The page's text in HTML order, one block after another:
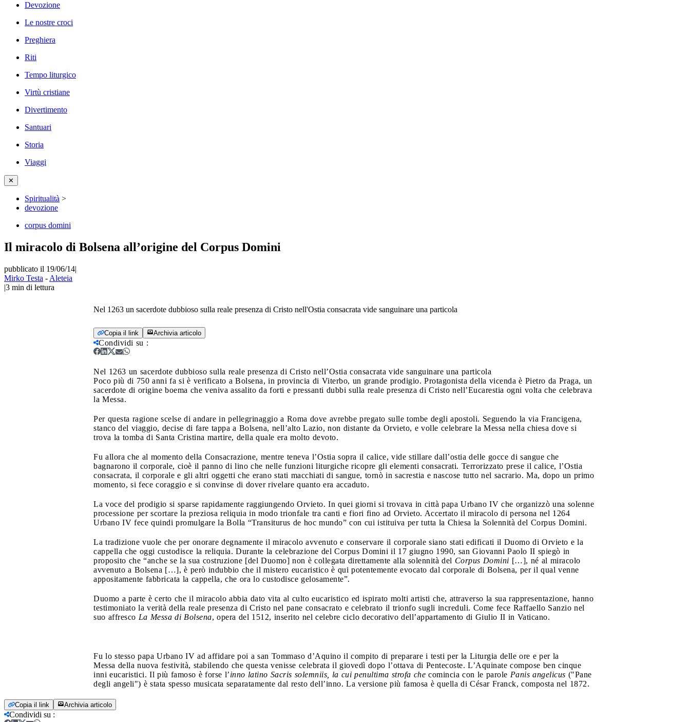
Devozione
Le nostre croci
Preghiera
Riti
Tempo liturgico
Virtù cristiane
Divertimento
Santuari
Storia
Viaggi
✕
Spiritualità >
devozione
corpus domini
Il miracolo di Bolsena all’origine del Corpus Domini
pubblicato il 19/06/14|
Mirko Testa - Aleteia
|3 min di lettura
Nel 1263 un sacerdote dubbioso sulla reale presenza di Cristo nell'Ostia consacrata vide sanguinare una particola
Copia il link Archivia articolo
Condividi su :
Nel 1263 un sacerdote dubbioso sulla reale presenza di Cristo nell’Ostia consacrata vide sanguinare una particola
Poco più di 750 anni fa si è verificato a Bolsena, in provincia di Viterbo, un grande prodigio. Protagonista della vicenda è Pietro da Praga, un
sacerdote di origine boema che veniva assalito da forti e pressanti dubbi sulla reale presenza di Cristo nell’Eucarestia ogni volta che celebrava
la Messa.
Per questa ragione scelse di andare in pellegrinaggio a Roma dove avrebbe pregato sulle tombe degli apostoli. Seguendo la via Francigena,
stanco del viaggio, decise di fare tappa a Bolsena, nell’alto Lazio, non distante da Orvieto, e volle celebrare la Messa nella chiesa dove si
trova la tomba di Santa Cristina martire, della quale era molto devoto.
Fu allora che al momento della Consacrazione, mentre teneva l’Ostia sopra il calice, vide stillare dall’ostia delle gocce di sangue che
bagnarono il corporale, cioè il panno di lino che nelle funzioni liturgiche ricopre gli elementi consacrati. Terrorizzato prese il calice, l’Ostia
consacrata, il corporale e gli altri oggetti che erano stati macchiati di sangue, tornò in sacrestia e nascose tutto nel sacrario. Ma, dopo un primo
momento, si fece coraggio e si convinse di dover rivelare quanto era accaduto.
La voce del prodigio si sparse rapidamente raggiungendo Orvieto. In quei giorni si trovava in città papa Urbano IV che organizzò una solenne
processione per scortare la preziosa reliquia in modo trionfale tra canti e fiori fino ad Orvieto. Accertato il miracolo di persona nel 1264
Urbano IV fece quindi promulgare la Bolla “Transiturus de hoc mundo” con cui istituiva per tutta la Chiesa la Solennità del Corpus Domini.
La tradizione vuole che per onorare degnamente il miracolo avvenuto e conservare il corporale siano stati edificati il Duomo di Orvieto e la
cappella che oggi custodisce la reliquia. Durante la celebrazione del Corpus Domini il 17 giugno 1990, san Giovanni Paolo II spiegò in
proposito che “anche se la sua costruzione [del Duomo] non è collegata direttamente alla solennità del Corpus Domini […], né al miracolo
avvenuto a Bolsena […], è però indubbio che il mistero eucaristico è qui potentemente evocato dal corporale di Bolsena, per il qual venne
appositamente fabbricata la cappella, che ora lo custodisce gelosamente”.
Duomo a parte è certo che il miracolo abbia dato vita al culto eucaristico ed ispirato molti artisti che, attraverso la sua rappresentazione, hanno
testimoniato la verità della reale presenza di Cristo nel pane consacrato e celebrato il trionfo sugli increduli. Come fece Raffaello Sanzio nel
suo affresco La Messa di Bolsena, opera del 1512, inserito nel celebre ciclo decorativo dell’appartamento di Giulio II in Vaticano.
Fu lo stesso papa Urbano IV ad affidare poi a san Tommaso d’Aquino il compito di preparare i testi per la Liturgia delle ore e per la
Messa della nuova festività, stabilendo che questa venisse celebrata il giovedì dopo l’ottava di Pentecoste. L’Aquinate compose ben cinque
inni eucaristici. Il più famoso è forse l’inno latino Sacris solemniis , la cui penultima strofa che comincia con le parole Panis angelicus ("Pane
degli angeli") è stata spesso musicata separatamente dal resto dell’inno. La versione più famosa è quella di César Franck, composta nel 1872.
Copia il link Archivia articolo
Condividi su :